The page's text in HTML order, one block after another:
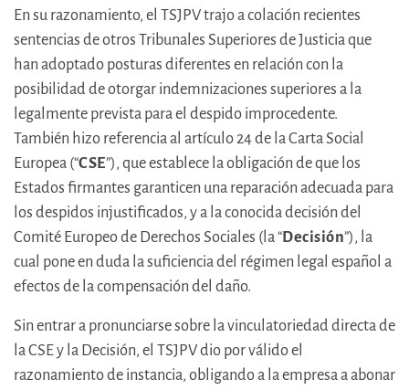
En su razonamiento, el TSJPV trajo a colación recientes
sentencias de otros Tribunales Superiores de Justicia que
han adoptado posturas diferentes en relación con la
posibilidad de otorgar indemnizaciones superiores a la
legalmente prevista para el despido improcedente.
También hizo referencia al artículo 24 de la Carta Social
Europea (“CSE”), que establece la obligación de que los
Estados firmantes garanticen una reparación adecuada para
los despidos injustificados, y a la conocida decisión del
Comité Europeo de Derechos Sociales (la “Decisión”), la
cual pone en duda la suficiencia del régimen legal español a
efectos de la compensación del daño.
Sin entrar a pronunciarse sobre la vinculatoriedad directa de
la CSE y la Decisión, el TSJPV dio por válido el
razonamiento de instancia, obligando a la empresa a abonar